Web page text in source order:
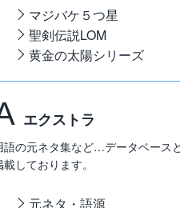
マジバケ５つ星
聖剣伝説LOM
黄金の太陽シリーズ
エクストラ
語の元ネタ集など…データベース
しております。
元ネタ・語源